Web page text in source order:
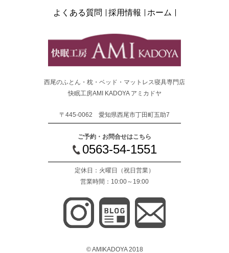
よくある質問
採用情報 ホーム
西尾のふとん・枕・ベッド・マットレス寝具専門店
快眠工房AMI KADOYA アミカドヤ
〒445-0062 愛知県西尾市丁田町五助7
ご予約・お問合せはこちら
0563-54-1551
定休日：火曜日
（祝日営業）
営業時間：10:00～19:00
© AMIKADOYA 2018